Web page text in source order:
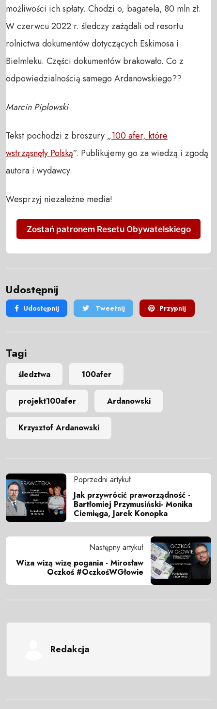
możliwości ich spłaty. Chodzi o, bagatela, 80 mln zł.
W czerwcu 2022 r. śledczy zażądali od resortu
rolnictwa dokumentów dotyczących Eskimosa i
Bielmleku. Części dokumentów brakowało. Co z
odpowiedzialnością samego Ardanowskiego??
Marcin Piplowski
Tekst pochodzi z broszury „100 afer, które
wstrząsnęły Polską”. Publikujemy go za wiedzą i zgodą
autora i wydawcy.
Wesprzyj niezależne media!
Zostań patronem Resetu Obywatelskiego
Udostępnij
Udostępnij Tweetnij Przypnij
Tagi
śledztwa 100afer
projekt100afer Ardanowski
Krzysztof Ardanowski
Poprzedni artykuł
Jak przywrócić praworządność -
Bartłomiej Przymusiński- Monika
Ciemięga, Jarek Konopka
Następny artykuł
Wiza wizą wizę pogania - Mirosław
Oczkoś #OczkośWGłowie
Redakcja